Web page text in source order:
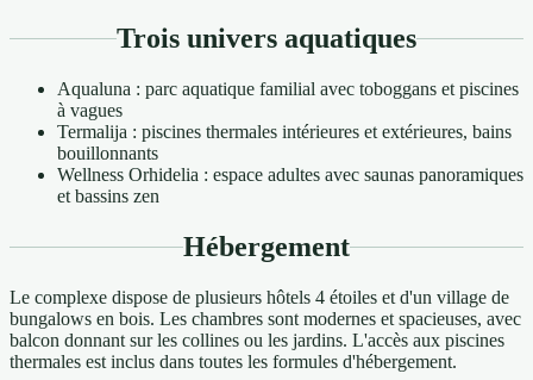
Trois univers aquatiques
Aqualuna : parc aquatique familial avec toboggans et piscines
à vagues
Termalija : piscines thermales intérieures et extérieures, bains
bouillonnants
Wellness Orhidelia : espace adultes avec saunas panoramiques
et bassins zen
Hébergement
Le complexe dispose de plusieurs hôtels 4 étoiles et d'un village de
bungalows en bois. Les chambres sont modernes et spacieuses, avec
balcon donnant sur les collines ou les jardins. L'accès aux piscines
thermales est inclus dans toutes les formules d'hébergement.